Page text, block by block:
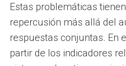
Estas problemáticas
repercusión más allá del
respuestas conjuntas. En
partir de los indicadores